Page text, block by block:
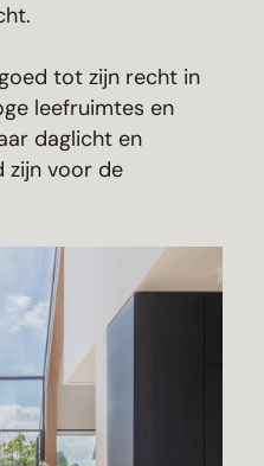
tot zijn recht in
leefruimtes en
daglicht en
zijn voor de